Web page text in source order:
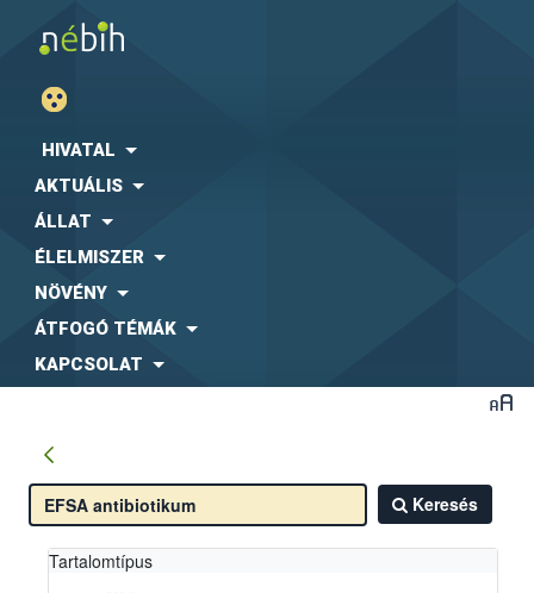
HIVATAL
AKTUÁLIS
ÁLLAT
ÉLELMISZER
NÖVÉNY
ÁTFOGÓ TÉMÁK
KAPCSOLAT
Keresés
Tartalomtípus